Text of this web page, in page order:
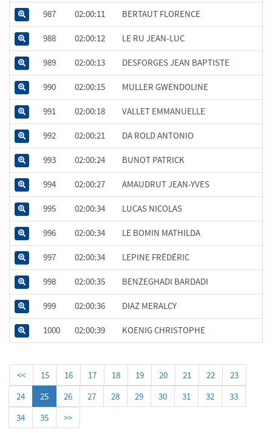
987 02:00:11 BERTAUT FLORENCE
988 02:00:12 LE RU JEAN-LUC
989 02:00:13 DESFORGES JEAN BAPTISTE
990 02:00:15 MULLER GWENDOLINE
991 02:00:18 VALLET EMMANUELLE
992 02:00:21 DA ROLD ANTONIO
993 02:00:24 BUNOT PATRICK
994 02:00:27 AMAUDRUT JEAN-YVES
995 02:00:34 LUCAS NICOLAS
996 02:00:34 LE BOMIN MATHILDA
997 02:00:34 LEPINE FRÉDÉRIC
998 02:00:35 BENZEGHADI BARDADI
999 02:00:36 DIAZ MERALCY
1000 02:00:39 KOENIG CHRISTOPHE
<< 15 16 17 18 19 20 21 22
23
24
25 26 27 28 29 30 31 32
33
34
35 >>